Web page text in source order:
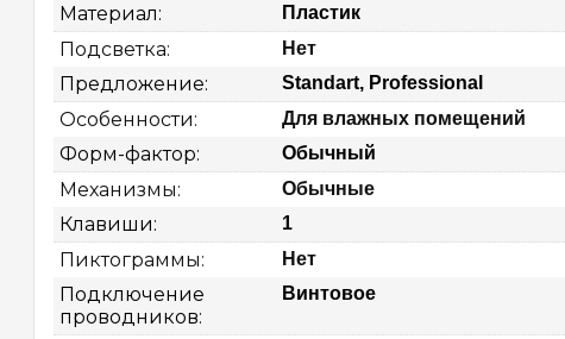
Материал: Пластик
Подсветка: Нет
Предложение: Standart, Professional
Особенности: Для влажных помещений
Форм-фактор: Обычный
Механизмы: Обычные
Клавиши: 1
Пиктограммы: Нет
Подключение
проводников:
Винтовое